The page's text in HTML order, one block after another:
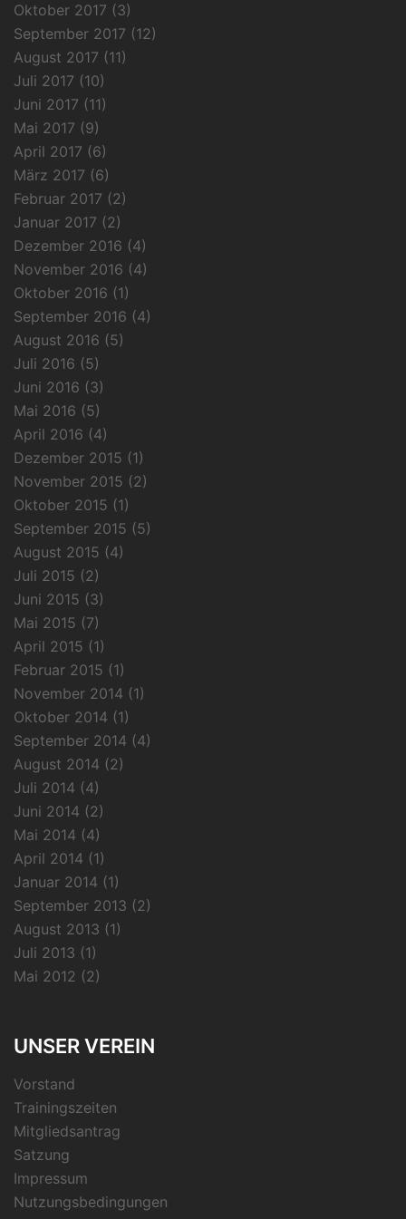
Oktober 2017 (3)
September 2017 (12)
August 2017 (11)
Juli 2017 (10)
Juni 2017 (11)
Mai 2017 (9)
April 2017 (6)
März 2017 (6)
Februar 2017 (2)
Januar 2017 (2)
Dezember 2016 (4)
November 2016 (4)
Oktober 2016 (1)
September 2016 (4)
August 2016 (5)
Juli 2016 (5)
Juni 2016 (3)
Mai 2016 (5)
April 2016 (4)
Dezember 2015 (1)
November 2015 (2)
Oktober 2015 (1)
September 2015 (5)
August 2015 (4)
Juli 2015 (2)
Juni 2015 (3)
Mai 2015 (7)
April 2015 (1)
Februar 2015 (1)
November 2014 (1)
Oktober 2014 (1)
September 2014 (4)
August 2014 (2)
Juli 2014 (4)
Juni 2014 (2)
Mai 2014 (4)
April 2014 (1)
Januar 2014 (1)
September 2013 (2)
August 2013 (1)
Juli 2013 (1)
Mai 2012 (2)
UNSER VEREIN
Vorstand
Trainingszeiten
Mitgliedsantrag
Satzung
Impressum
Nutzungsbedingungen